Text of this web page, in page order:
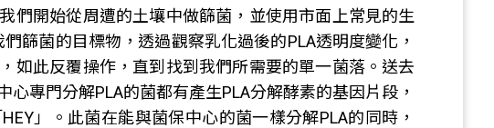
們開始從周遭的土壤中做篩菌，並使用市面上常見的生
篩菌的目標物，透過觀察乳化過後的PLA透明度變化，
如此反覆操作，直到找到我們所需要的單一菌落。送去
專門分解PLA的菌都有產生PLA分解酵素的基因片段，
」。此菌在能與菌保中心的菌一樣分解PLA的同時，